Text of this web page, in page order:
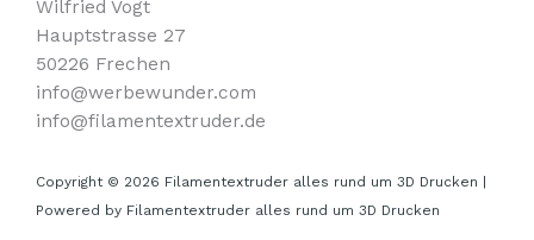
Wilfried Vogt
Hauptstrasse 27
50226 Frechen
info@werbewunder.com
info@filamentextruder.de
Copyright © 2026 Filamentextruder alles rund um 3D Drucken |
Powered by Filamentextruder alles rund um 3D Drucken